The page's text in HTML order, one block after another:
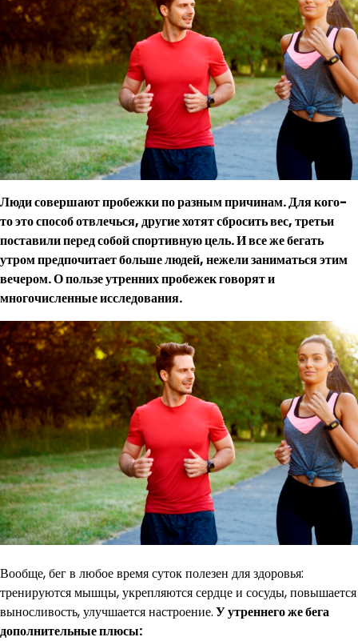
Люди совершают пробежки по разным причинам. Для кого-
то это способ отвлечься, другие хотят сбросить вес, третьи
поставили перед собой спортивную цель. И все же бегать
утром предпочитает больше людей, нежели заниматься этим
вечером. О пользе утренних пробежек говорят и
многочисленные исследования.
Вообще, бег в любое время суток полезен для здоровья:
тренируются мышцы, укрепляются сердце и сосуды, повышается
выносливость, улучшается настроение.У утреннего же бега
дополнительные плюсы: